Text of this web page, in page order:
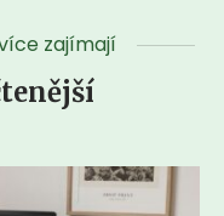
zajímají